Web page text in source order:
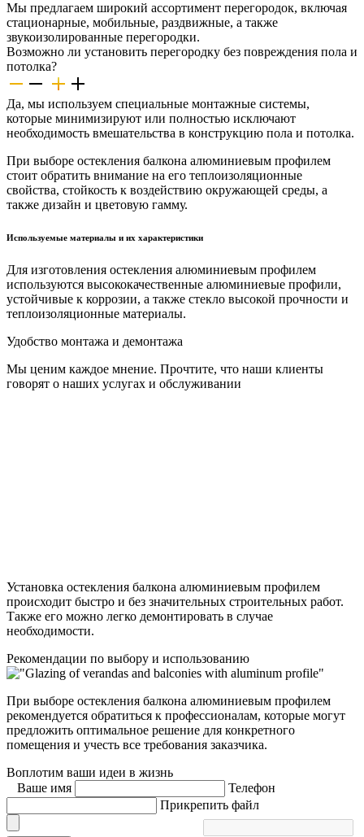
Мы предлагаем широкий ассортимент перегородок, включая
стационарные, мобильные, раздвижные, а также
звукоизолированные перегородки.
Возможно ли установить перегородку без повреждения пола и
потолка?
Да, мы используем специальные монтажные системы,
которые минимизируют или полностью исключают
необходимость вмешательства в конструкцию пола и потолка.
При выборе остекления балкона алюминиевым профилем
стоит обратить внимание на его теплоизоляционные
свойства, стойкость к воздействию окружающей среды, а
также дизайн и цветовую гамму.
Используемые материалы и их характеристики
Для изготовления остекления алюминиевым профилем
используются высококачественные алюминиевые профили,
устойчивые к коррозии, а также стекло высокой прочности и
теплоизоляционные материалы.
Удобство монтажа и демонтажа
Мы ценим каждое мнение. Прочтите, что наши клиенты
говорят о наших услугах и обслуживании
Установка остекления балкона алюминиевым профилем
происходит быстро и без значительных строительных работ.
Также его можно легко демонтировать в случае
необходимости.
Рекомендации по выбору и использованию
При выборе остекления балкона алюминиевым профилем
рекомендуется обратиться к профессионалам, которые могут
предложить оптимальное решение для конкретного
помещения и учесть все требования заказчика.
Воплотим ваши идеи в жизнь
Ваше имя
Телефон
Прикрепить файл